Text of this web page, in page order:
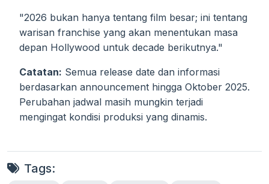
"2026 bukan hanya tentang film besar; ini tentang
warisan franchise yang akan menentukan masa
depan Hollywood untuk decade berikutnya."
Catatan: Semua release date dan informasi
berdasarkan announcement hingga Oktober 2025.
Perubahan jadwal masih mungkin terjadi
mengingat kondisi produksi yang dinamis.
Tags: